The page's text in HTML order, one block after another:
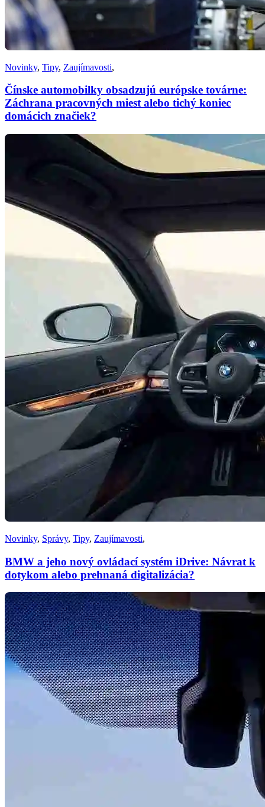
Novinky, Tipy, Zaujímavosti,
Čínske automobilky obsadzujú európske továrne:
Záchrana pracovných miest alebo tichý koniec
domácich značiek?
Novinky, Správy, Tipy, Zaujímavosti,
BMW a jeho nový ovládací systém iDrive: Návrat k
dotykom alebo prehnaná digitalizácia?